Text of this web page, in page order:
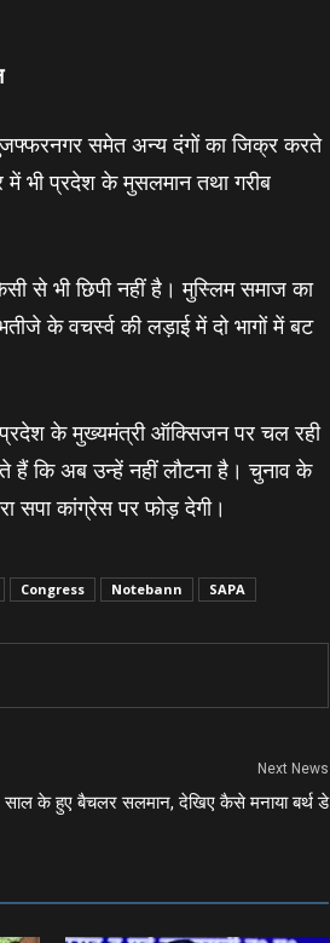
समेत अन्‍य दंगों का जिक्र करते
भी प्रदेश के मुसलमान तथा गरीब
से भी छिपी नहीं है। मुस्लिम समाज का
के वचर्स्‍व की लड़ाई में दो भागों में बट
प्रदेश के मुख्‍यमंत्री ऑक्सिजन पर चल रही
कि अब उन्‍हें नहीं लौटना है। चुनाव के
सपा कांग्रेस पर फोड़ देगी।
Congress Notebann SAPA
Next News
साल के हुए बैचलर सलमान, देखिए कैसे मनाया बर्थ डे